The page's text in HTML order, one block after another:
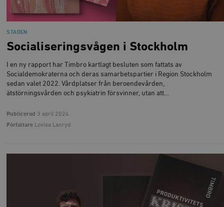
STADEN
Socialiseringsvågen i Stockholm
I en ny rapport har Timbro kartlagt besluten som fattats av
Socialdemokraterna och deras samarbetspartier i Region Stockholm
sedan valet 2022. Vårdplatser från beroendevården,
ätstörningsvården och psykiatrin försvinner, utan att…
Publicerad 3 april 2024
Författare Lovisa Lanryd